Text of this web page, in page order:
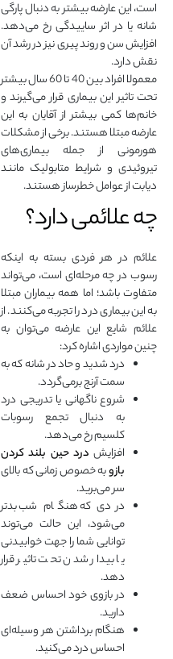
است، این عارضه بیشتر به دنبال پارگی
شانه یا در اثر ساییدگی رخ می‌دهد.
افزایش سن و روند پیری نیز در رشد آن
نقش دارد.
معمولا افراد بین 40 تا 60 سال بیشتر
تحت تاثیر این بیماری قرار می‌گیرند و
خانم‌ها کمی بیشتر از آقایان به این
عارضه مبتلا هستند. برخی از مشکلات
هورمونی از جمله بیماری‌های
تیروئیدی و شرایط متابولیک مانند
دیابت از عوامل خطرساز هستند.
چه علائمی دارد؟
علائم در هر فردی بسته به اینکه
رسوب در چه مرحله‌ای است، می‌تواند
متفاوت باشد؛ اما همه بیماران مبتلا
به این بیماری درد را تجربه می‌کنند. از
علائم شایع این عارضه می‌توان به
چنین مواردی اشاره کرد:
درد شدید و حاد در شانه که به
سمت آرنج برمی‌گردد.
شروع ناگهانی یا تدریجی درد
به دنبال تجمع رسوبات
کلسیم رخ می‌دهد.
افزایش درد حین بلند کردن
بازوبه خصوص زمانی که بالای
سر می‌برید.
دردی که هنگام شب بدتر
می‌شود، این حالت می‌توند
توانایی شما را جهت خوابیدنی
یا بیدار شدن تحت تاثیر قرار
دهد.
در بازوی خود احساس ضعف
دارید.
هنگام برداشتن هر وسیله‌ای
احساس درد می‌کنید.